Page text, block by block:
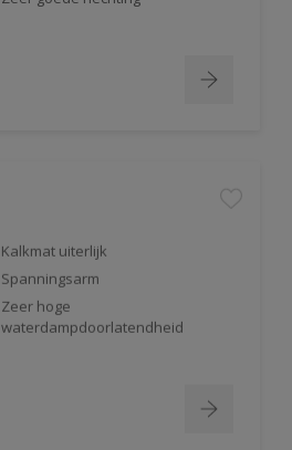
Kalkmat uiterlijk
Spanningsarm
Zeer hoge
waterdampdoorlatendheid